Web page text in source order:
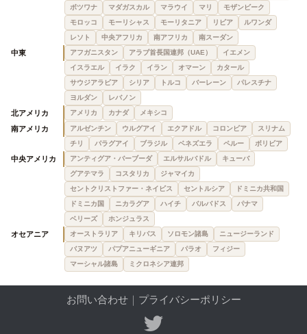
ボツワナ
マダガスカル マラウイ マリ
モザンビーク
モロッコ
モーリシャス モーリタニア リビア
ルワンダ
レソト
中央アフリカ 南アフリカ 南スーダン
中東 アフガニスタン アラブ首長国連邦（UAE）
イエメン
イスラエル
イラク イラン オマーン
カタール
サウジアラビア
シリア トルコ バーレーン
パレスチナ
ヨルダン
レバノン
北アメリカ アメリカ カナダ メキシコ
南アメリカ アルゼンチン ウルグアイ エクアドル コロンビア
スリナム
チリ
パラグアイ ブラジル ベネズエラ ペルー ボリビア
中央アメリカ アンティグア・バーブーダ エルサルバドル
キューバ
グアテマラ
コスタリカ
ジャマイカ
セントクリストファー・ネイビス
セントルシア
ドミニカ共和国
ドミニカ国
ニカラグア ハイチ バルバドス
パナマ
ベリーズ
ホンジュラス
オセアニア オーストラリア キリバス ソロモン諸島
ニュージーランド
バヌアツ
パプアニューギニア パラオ
フィジー
マーシャル諸島
ミクロネシア連邦
お問い合わせ｜ プライバシーポリシー